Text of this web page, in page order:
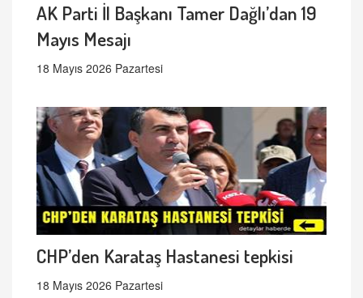
AK Parti İl Başkanı Tamer Dağlı’dan 19
Mayıs Mesajı
18 Mayıs 2026 Pazartesi
CHP’den Karataş Hastanesi tepkisi
18 Mayıs 2026 Pazartesi